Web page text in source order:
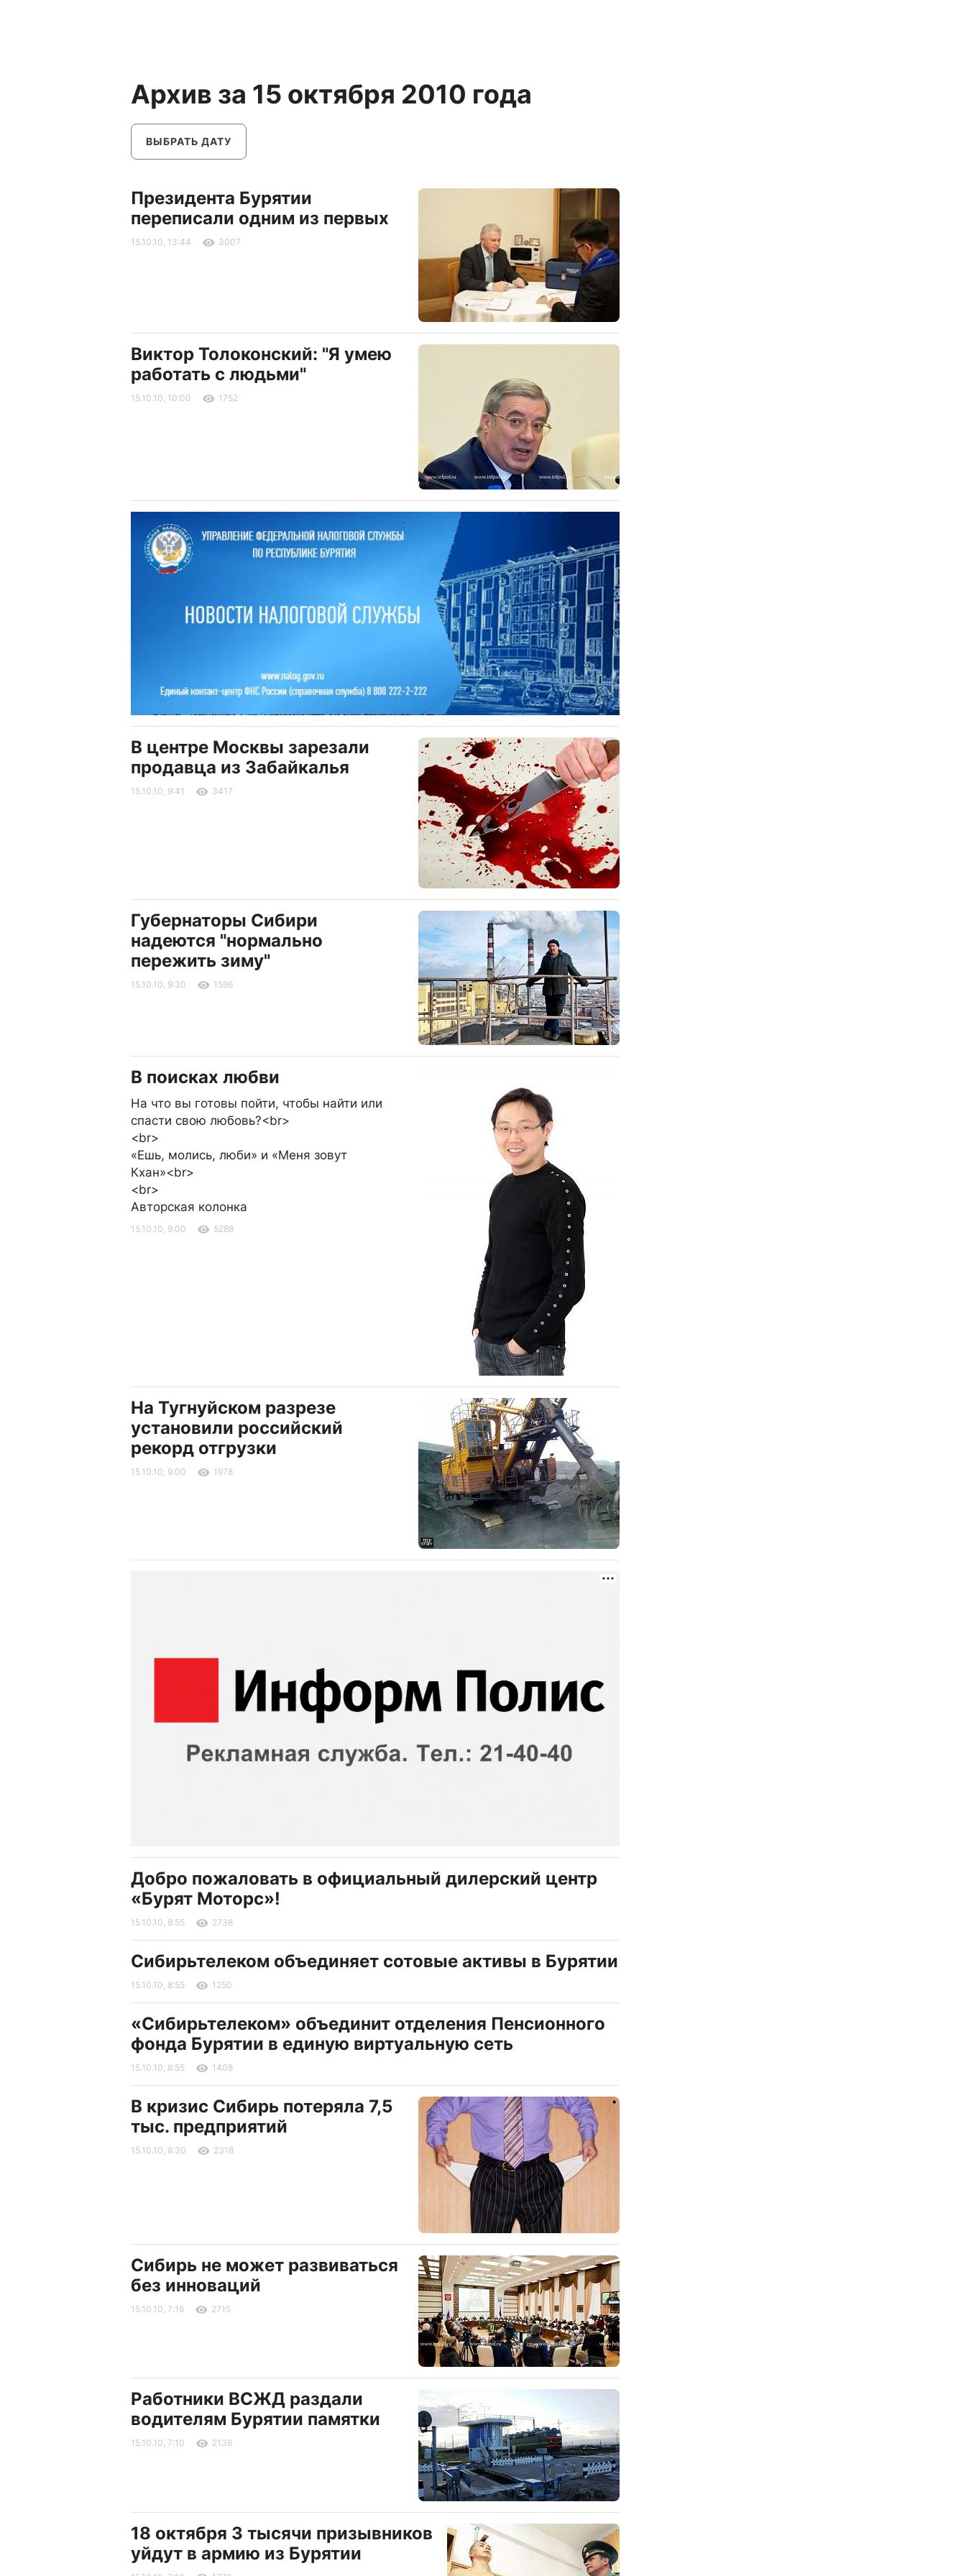
Архив за 15 октября 2010 года
ВЫБРАТЬ ДАТУ
Президента Бурятии
переписали одним из первых
15.10.10, 13:44 3007
Виктор Толоконский: "Я умею
работать с людьми"
15.10.10, 10:00 1752
В центре Москвы зарезали
продавца из Забайкалья
15.10.10, 9:41 3417
Губернаторы Сибири
надеются "нормально
пережить зиму"
15.10.10, 9:30 1586
В поисках любви
На что вы готовы пойти, чтобы найти или
спасти свою любовь?<br>
<br>
«Ешь, молись, люби» и «Меня зовут
Кхан»<br>
<br>
Авторская колонка
15.10.10, 9:00 5288
На Тугнуйском разрезе
установили российский
рекорд отгрузки
15.10.10, 9:00 1978
Добро пожаловать в официальный дилерский центр
«Бурят Моторс»!
15.10.10, 8:55 2738
Сибирьтелеком объединяет сотовые активы в Бурятии
15.10.10, 8:55 1250
«Сибирьтелеком» объединит отделения Пенсионного
фонда Бурятии в единую виртуальную сеть
15.10.10, 8:55 1408
В кризис Сибирь потеряла 7,5
тыс. предприятий
15.10.10, 8:30 2318
Сибирь не может развиваться
без инноваций
15.10.10, 7:16 2715
Работники ВСЖД раздали
водителям Бурятии памятки
15.10.10, 7:10 2136
18 октября 3 тысячи призывников
уйдут в армию из Бурятии